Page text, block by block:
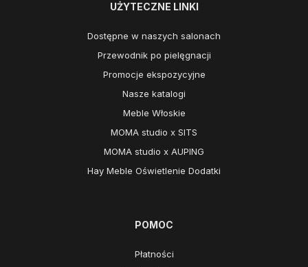
UŻYTECZNE LINKI
Dostępne w naszych salonach
Przewodnik po pielęgnacji
Promocje ekspozycyjne
Nasze katalogi
Meble Włoskie
MOMA studio x SITS
MOMA studio x AUPING
Hay Meble Oświetlenie Dodatki
POMOC
Płatności